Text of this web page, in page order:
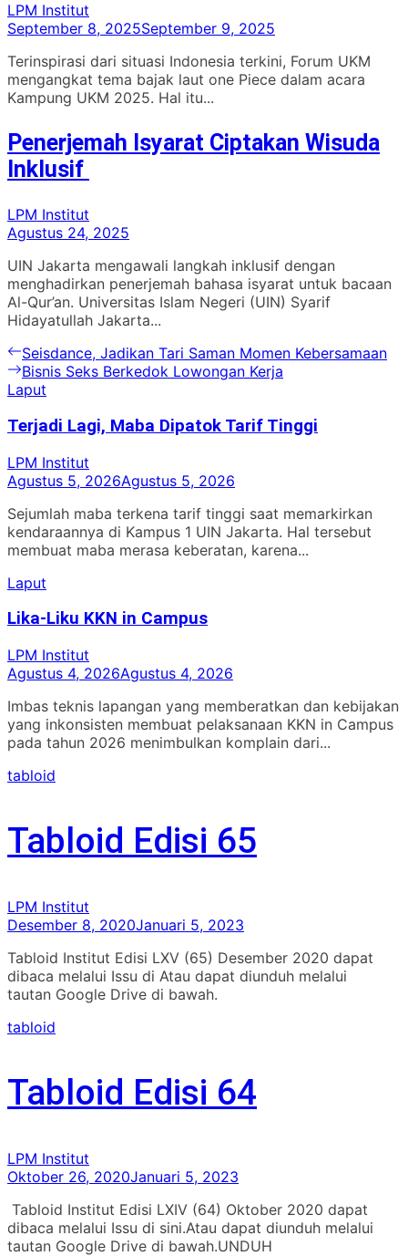
LPM Institut
September 8, 2025September 9, 2025
Terinspirasi dari situasi Indonesia terkini, Forum UKM
mengangkat tema bajak laut one Piece dalam acara
Kampung UKM 2025. Hal itu...
Penerjemah Isyarat Ciptakan Wisuda
Inklusif
LPM Institut
Agustus 24, 2025
UIN Jakarta mengawali langkah inklusif dengan
menghadirkan penerjemah bahasa isyarat untuk bacaan
Al-Qur’an. Universitas Islam Negeri (UIN) Syarif
Hidayatullah Jakarta...
Navigasi
pos
Previous
post:
Seisdance, Jadikan Tari Saman Momen Kebersamaan
Next
post:
Bisnis Seks Berkedok Lowongan Kerja
Laput
Terjadi Lagi, Maba Dipatok Tarif Tinggi
LPM Institut
Agustus 5, 2026Agustus 5, 2026
Sejumlah maba terkena tarif tinggi saat memarkirkan
kendaraannya di Kampus 1 UIN Jakarta. Hal tersebut
membuat maba merasa keberatan, karena...
Laput
Lika-Liku KKN in Campus
LPM Institut
Agustus 4, 2026Agustus 4, 2026
Imbas teknis lapangan yang memberatkan dan kebijakan
yang inkonsisten membuat pelaksanaan KKN in Campus
pada tahun 2026 menimbulkan komplain dari...
tabloid
Tabloid Edisi 65
LPM Institut
Desember 8, 2020Januari 5, 2023
Tabloid Institut Edisi LXV (65) Desember 2020 dapat
dibaca melalui Issu di Atau dapat diunduh melalui
tautan Google Drive di bawah.
tabloid
Tabloid Edisi 64
LPM Institut
Oktober 26, 2020Januari 5, 2023
Tabloid Institut Edisi LXIV (64) Oktober 2020 dapat
dibaca melalui Issu di sini.Atau dapat diunduh melalui
tautan Google Drive di bawah.UNDUH